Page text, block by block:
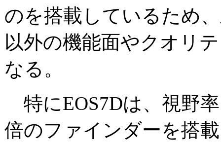
のを搭載しているため
以外の機能面やクオリ
なる。
特にEOS7Dは、視野
倍のファインダーを搭